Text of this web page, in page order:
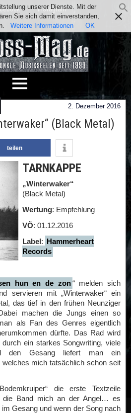
Instagram
2. Dezember 2016
(Black Metal)
teilen
TARNKAPPE
„Winterwaker“
(Black Metal)
Wertung: Empfehlung
VÖ: 01.12.2016
Label: Hammerheart
Records
hun en de zon“ melden sich
servieren mit „Winterwaker“ ein
das tief in den frühen Neunziger
machen die Jungs einen so
als Fan des Genres eigentlich
dürfte. Das Rad wird
ein starkes Songwriting, viele
den Gesang liefert man ein
mich tatsächlich schon seit
die erste Textzeile
die Band mich an der Angel… es
Gesang und wenn der Song nach
unserer Dienste. Mit der
Sie sich damit einverstanden,
Weitere Informationen OK